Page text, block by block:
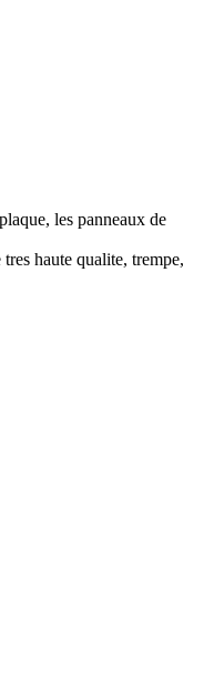
les panneaux de
haute qualite, trempe,